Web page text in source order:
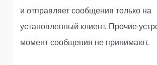
и отправляет сообщения только на
установленный клиент. Прочие
момент сообщения не принимают.